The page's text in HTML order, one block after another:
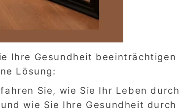
Ihre Gesundheit beeinträchtigen
Lösung:
Sie, wie Sie Ihr Leben durch
wie Sie Ihre Gesundheit durch